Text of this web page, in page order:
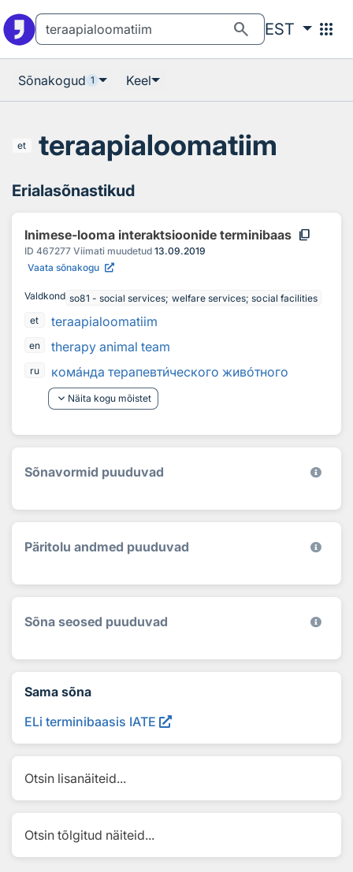
search EST apps
Sõnakogud 1 Keel
et teraapialoomatiim
Erialasõnastikud
Inimese-looma interaktsioonide terminibaas content_copy
ID 467277 Viimati muudetud 13.09.2019
Vaata sõnakogu
Valdkond so81 - social services; welfare services; social facilities
et
teraapialoomatiim
en therapy animal team
ru команда терапевтического животного
keyboard_arrow_down Näita kogu mõistet
Sõnavormid puuduvad
Päritolu andmed puuduvad
Sõna seosed puuduvad
Sama sõna
ELi terminibaasis IATE
Otsin lisanäiteid...
Otsin tõlgitud näiteid...